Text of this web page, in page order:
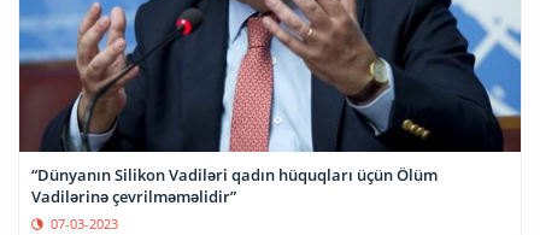
“Dünyanın Silikon Vadiləri qadın hüquqları üçün Ölüm
Vadilərinə çevrilməməlidir”
07-03-2023